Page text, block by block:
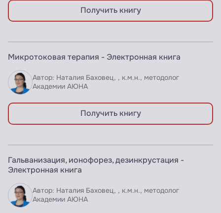
Получить книгу
Микротоковая терапия - Электронная книга
Автор: Наталия Баховец, , к.м.н., методолог
Академии АЮНА
Получить книгу
Доступно по подписке
Гальванизация, ионофорез, дезинкрустация -
Электронная книга
Автор: Наталия Баховец, , к.м.н., методолог
Академии АЮНА